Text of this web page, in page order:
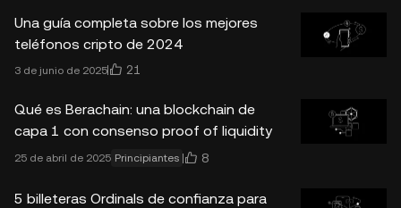
Una guía completa sobre los mejores
teléfonos cripto de 2024
3 de junio de 2025 21
Qué es Berachain: una blockchain de
capa 1 con consenso proof of liquidity
25 de abril de 2025 Principiantes 8
5 billeteras Ordinals de confianza para